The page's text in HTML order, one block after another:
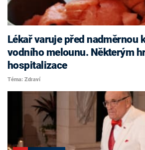
Lékař varuje před nadměrnou
vodního melounu. Některým
hospitalizace
Téma: Zdraví